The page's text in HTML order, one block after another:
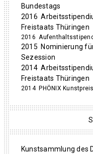
Bundestags
2016
Freistaats Thüringen
2016
2015 Nominierung
Sezession
2014
Freistaats Thüringen
2014 PHÖNIX Kunstpreis
Kunstsammlung des